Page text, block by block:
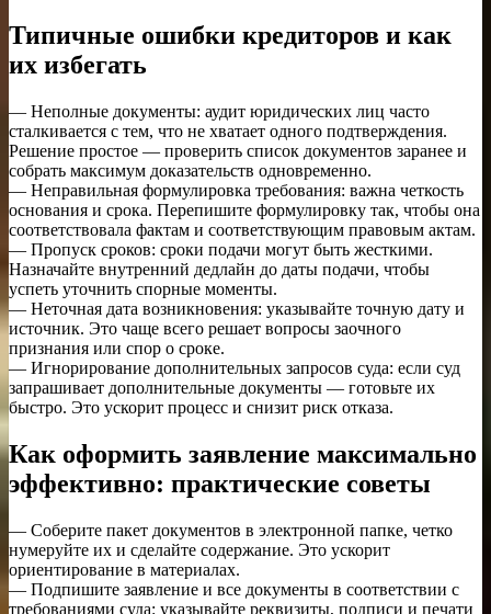
Типичные ошибки кредиторов и как
их избегать
— Неполные документы: аудит юридических лиц часто
сталкивается с тем, что не хватает одного подтверждения.
Решение простое — проверить список документов заранее и
собрать максимум доказательств одновременно.
— Неправильная формулировка требования: важна четкость
основания и срока. Перепишите формулировку так, чтобы она
соответствовала фактам и соответствующим правовым актам.
— Пропуск сроков: сроки подачи могут быть жесткими.
Назначайте внутренний дедлайн до даты подачи, чтобы
успеть уточнить спорные моменты.
— Неточная дата возникновения: указывайте точную дату и
источник. Это чаще всего решает вопросы заочного
признания или спор о сроке.
— Игнорирование дополнительных запросов суда: если суд
запрашивает дополнительные документы — готовьте их
быстро. Это ускорит процесс и снизит риск отказа.
Как оформить заявление максимально
эффективно: практические советы
— Соберите пакет документов в электронной папке, четко
нумеруйте их и сделайте содержание. Это ускорит
ориентирование в материалах.
— Подпишите заявление и все документы в соответствии с
требованиями суда: указывайте реквизиты, подписи и печати